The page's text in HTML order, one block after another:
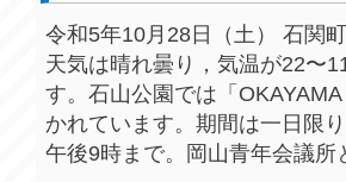
令和5年10月28日（土） 石関
天気は晴れ曇り，気温が22〜
す。石山公園では「
かれています。期間は一日限
午後9時まで。岡山青年会議